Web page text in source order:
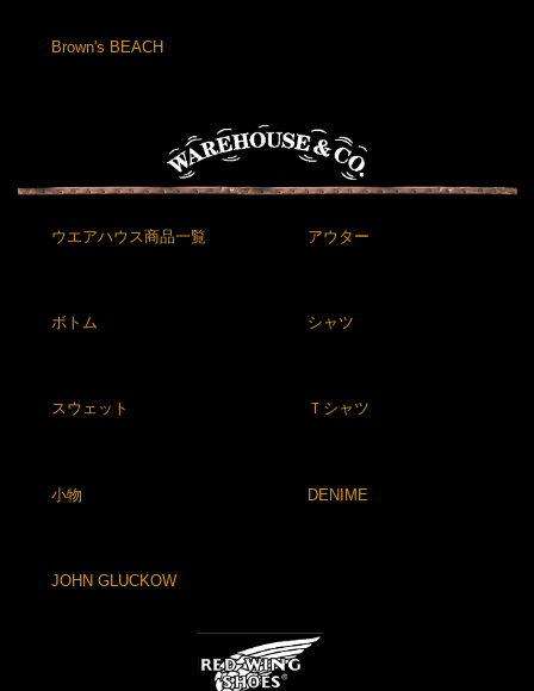
Brown's BEACH
ウエアハウス商品一覧 アウター
ボトム シャツ
スウェット Ｔシャツ
小物 DENIME
JOHN GLUCKOW